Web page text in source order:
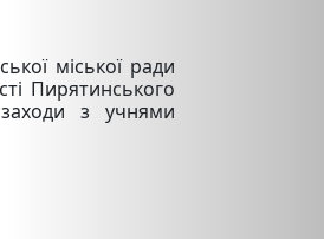
міської ради
Пирятинського
з учнями